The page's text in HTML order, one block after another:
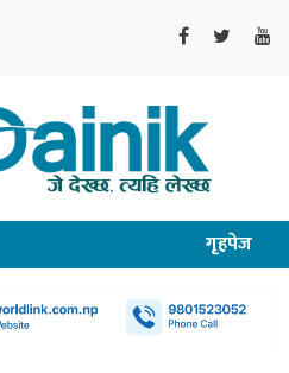
गृहपेज